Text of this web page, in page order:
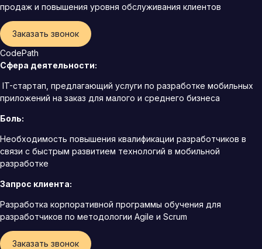
продаж и повышения уровня обслуживания клиентов
Заказать звонок
CodePath
Сфера деятельности:
IT-стартап, предлагающий услуги по разработке мобильных
приложений на заказ для малого и среднего бизнеса
Боль:
Необходимость повышения квалификации разработчиков в
связи с быстрым развитием технологий в мобильной
разработке
Запрос клиента:
Разработка корпоративной программы обучения для
разработчиков по методологии Agile и Scrum
Заказать звонок